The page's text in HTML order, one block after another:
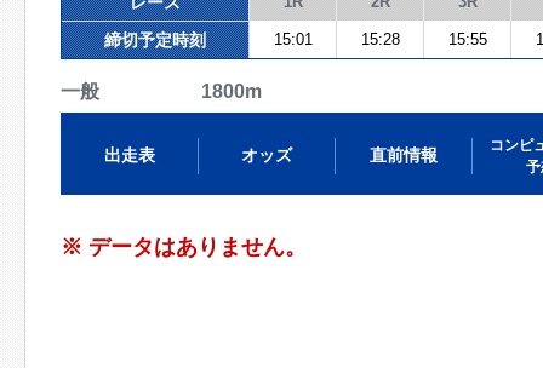
締切予定時刻 15:01 15:28 15:55
一般 1800m
出走表 オッズ 直前情報
コンピ
予
※ データはありません。